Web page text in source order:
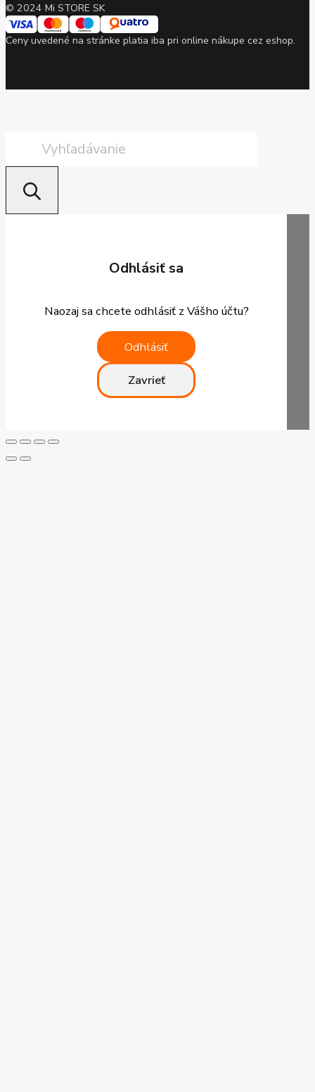
© 2024 Mi STORE SK
Ceny uvedené na stránke platia iba pri online nákupe cez eshop.
Odhlásiť sa
Naozaj sa chcete odhlásiť z Vášho účtu?
Odhlásiť
Zavrieť